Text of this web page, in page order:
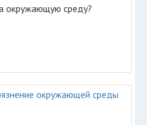
окружающую среду?